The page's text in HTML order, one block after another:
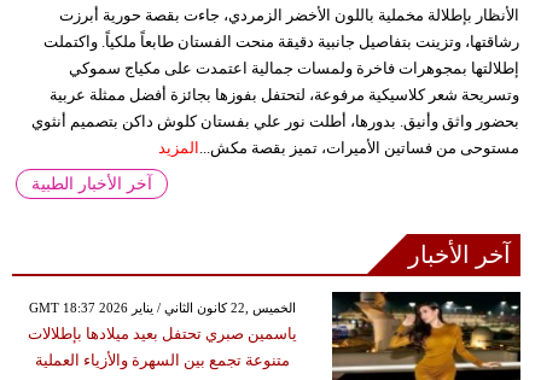
الأنظار بإطلالة مخملية باللون الأخضر الزمردي، جاءت بقصة حورية أبرزت
رشاقتها، وتزينت بتفاصيل جانبية دقيقة منحت الفستان طابعاً ملكياً. واكتملت
إطلالتها بمجوهرات فاخرة ولمسات جمالية اعتمدت على مكياج سموكي
وتسريحة شعر كلاسيكية مرفوعة، لتحتفل بفوزها بجائزة أفضل ممثلة عربية
بحضور واثق وأنيق. بدورها، أطلت نور علي بفستان كلوش داكن بتصميم أنثوي
مستوحى من فساتين الأميرات، تميز بقصة مكش... المزيد
آخر الأخبار الطبية
آخر الأخبار
GMT 18:37 2026 الخميس ,22 كانون الثاني / يناير
ياسمين صبري تحتفل بعيد ميلادها بإطلالات
متنوعة تجمع بين السهرة والأزياء العملية